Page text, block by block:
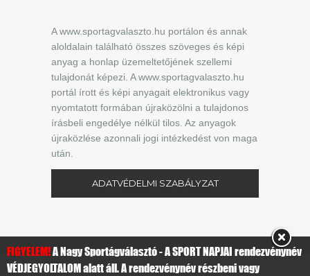
A www.sportagvalaszto.hu portálon és annak
aloldalain található összes szöveges és képi
anyag a honlap üzemeltetőjének szellemi
tulajdonát képezi. A www.sportagvalaszto.hu
portál írott és képi anyagait elektronikus vagy
nyomtatott formában újraközölni a tulajdonos
írásbeli engedélye nélkül tilos. Az anyagok
újraközlése azonnali jogi intézkedést von maga
után.
ADATVÉDELMI SZABÁLYZAT
FIGYELEM!A Nagy Sportágválasztó - A SPORT NAPJAI rendezvénynév
VÉDJEGYOLTALOM alatt áll. A rendezvénynév részbeni vagy